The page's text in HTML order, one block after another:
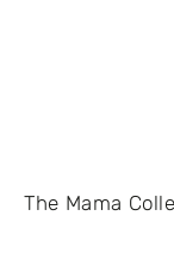
The Mama